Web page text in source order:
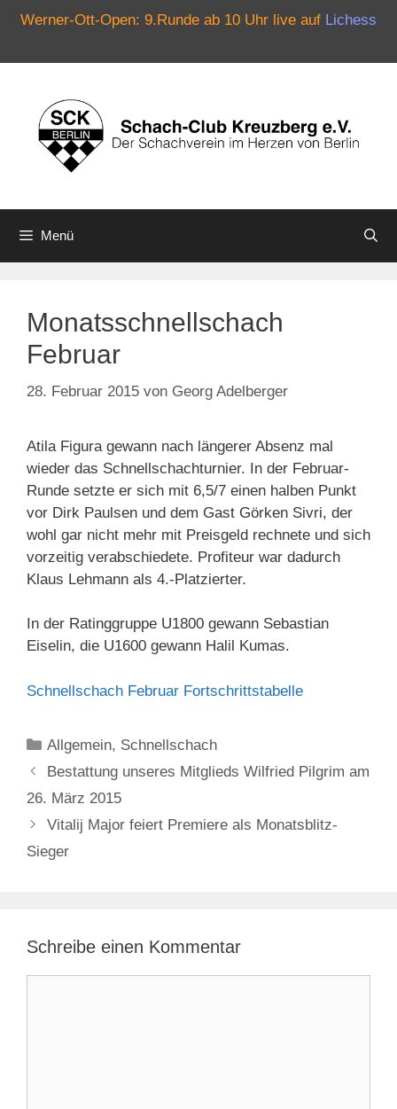
Werner-Ott-Open: 9.Runde ab 10 Uhr live auf Lichess
springen
Menü
Monatsschnellschach
Februar
28. Februar 2015 von Georg Adelberger
Atila Figura gewann nach längerer Absenz mal
wieder das Schnellschachturnier. In der Februar-
Runde setzte er sich mit 6,5/7 einen halben Punkt
vor Dirk Paulsen und dem Gast Görken Sivri, der
wohl gar nicht mehr mit Preisgeld rechnete und sich
vorzeitig verabschiedete. Profiteur war dadurch
Klaus Lehmann als 4.-Platzierter.
In der Ratinggruppe U1800 gewann Sebastian
Eiselin, die U1600 gewann Halil Kumas.
Schnellschach Februar Fortschrittstabelle
Kategorien
Allgemein, Schnellschach
Bestattung unseres Mitglieds Wilfried Pilgrim am
26. März 2015
Vitalij Major feiert Premiere als Monatsblitz-
Sieger
Schreibe einen Kommentar